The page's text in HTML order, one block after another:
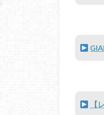
【